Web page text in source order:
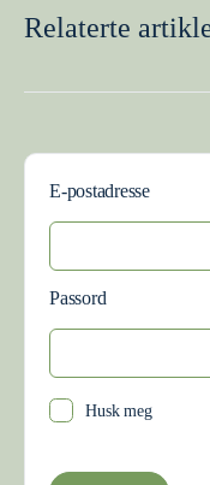
Relaterte
E-postadresse
Passord
Husk meg